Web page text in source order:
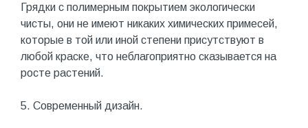
Грядки с полимерным покрытием экологически
чисты, они не имеют никаких химических примесей,
которые в той или иной степени присутствуют в
любой краске, что неблагоприятно сказывается на
росте растений.
5. Современный дизайн.